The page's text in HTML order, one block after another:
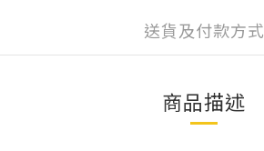
送貨及付款方式
商品描述